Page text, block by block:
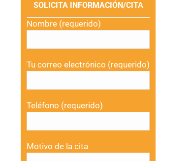
SOLICITA INFORMACIÓN/CITA
Nombre (requerido)
Tu correo electrónico (requerido)
Teléfono (requerido)
Motivo de la cita